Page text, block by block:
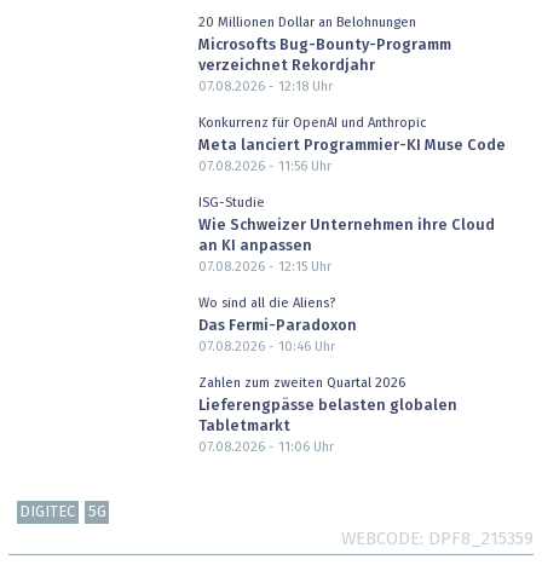
20 Millionen Dollar an Belohnungen
Microsofts Bug-Bounty-Programm
verzeichnet Rekordjahr
07.08.2026 - 12:18Uhr
Konkurrenz für OpenAI und Anthropic
Meta lanciert Programmier-KI Muse Code
07.08.2026 - 11:56Uhr
ISG-Studie
Wie Schweizer Unternehmen ihre Cloud
an KI anpassen
07.08.2026 - 12:15Uhr
Wo sind all die Aliens?
Das Fermi-Paradoxon
07.08.2026 - 10:46Uhr
Zahlen zum zweiten Quartal 2026
Lieferengpässe belasten globalen
Tabletmarkt
07.08.2026 - 11:06Uhr
DIGITEC 5G
WEBCODE DPF8_215359